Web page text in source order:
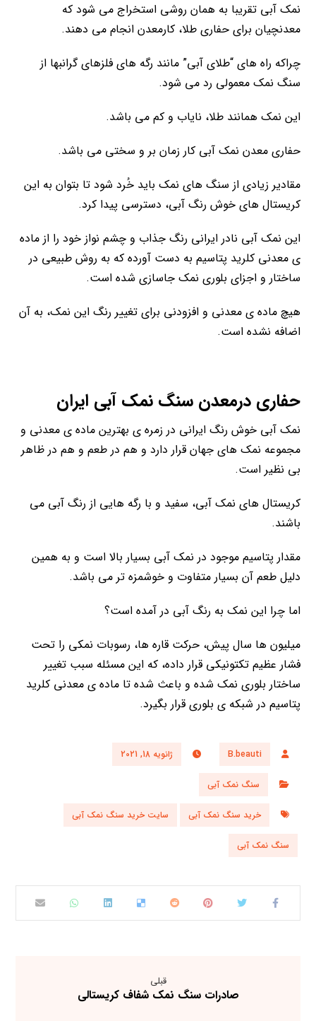
نمک آبی تقریبا به همان روشی استخراج می شود که
معدنچیان برای حفاری طلا، کارمعدن انجام می دهند.
چراکه راه های “طلای آبی” مانند رگه های فلزهای گرانبها از
سنگ نمک معمولی رد می شود.
این نمک همانند طلا، نایاب و کم می باشد.
حفاری معدن نمک آبی کار زمان بر و سختی می باشد.
مقادیر زیادی از سنگ های نمک باید خُرد شود تا بتوان به این
کریستال های خوش رنگ آبی، دسترسی پیدا کرد.
این نمک آبی نادر ایرانی رنگ جذاب و چشم نواز خود را از ماده
ی معدنی کلرید پتاسیم به دست آورده که به روش طبیعی در
ساختار و اجزای بلوری نمک جاسازی شده است.
هیچ ماده ی معدنی و افزودنی برای تغییر رنگ این نمک، به آن
اضافه نشده است.
حفاری درمعدن سنگ نمک آبی ایران
نمک آبی خوش رنگ ایرانی در زمره ی بهترین ماده ی معدنی و
مجموعه نمک های جهان قرار دارد و هم در طعم و هم در ظاهر
بی نظیر است.
کریستال های نمک آبی، سفید و با رگه هایی از رنگ آبی می
باشند.
مقدار پتاسیم موجود در نمک آبی بسیار بالا است و به همین
دلیل طعم آن بسیار متفاوت و خوشمزه تر می باشد.
اما چرا این نمک به رنگ آبی در آمده است؟
میلیون ها سال پیش، حرکت قاره ها، رسوبات نمکی را تحت
فشار عظیم تکتونیکی قرار داده، که این مسئله سبب تغییر
ساختار بلوری نمک شده و باعث شده تا ماده ی معدنی کلرید
پتاسیم در شبکه ی بلوری قرار بگیرد.
B.beauti ژانویه 18, 2021
سنگ نمک آبی
خرید سنگ نمک آبی سایت خرید سنگ نمک آبی
سنگ نمک آبی
قبلی
صادرات سنگ نمک شفاف کریستالی